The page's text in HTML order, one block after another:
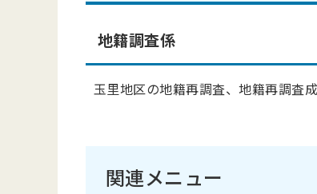
地籍調査係
玉里地区の地籍再調査、地籍再調査
関連メニュー